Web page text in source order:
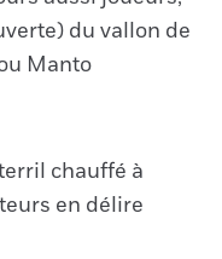
du vallon de
Manto
chauffé à
en délire